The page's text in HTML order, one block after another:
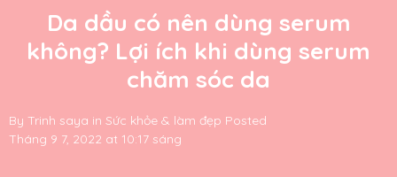
Da dầu có nên dùng serum
không? Lợi ích khi dùng serum
chăm sóc da
By Trinh saya in Sức khỏe & làm đẹp Posted
Tháng 9 7, 2022 at 10:17 sáng